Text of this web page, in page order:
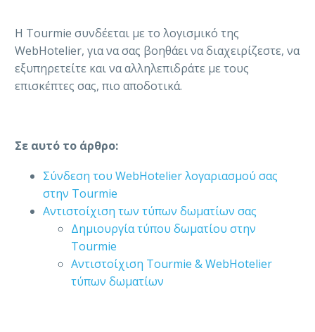
H Tourmie συνδέεται με το λογισμικό της
WebHotelier, για να σας βοηθάει να διαχειρίζεστε, να
εξυπηρετείτε και να αλληλεπιδράτε με τους
επισκέπτες σας, πιο αποδοτικά.
Σε αυτό το άρθρο:
Σύνδεση του WebHotelier λογαριασμού σας
στην Tourmie
Αντιστοίχιση των τύπων δωματίων σας
Δημιουργία τύπου δωματίου στην
Tourmie
Αντιστοίχιση Tourmie & WebHotelier
τύπων δωματίων